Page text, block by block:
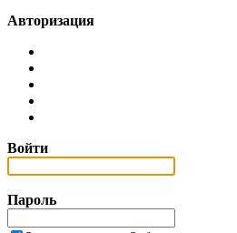
Авторизация
Войти
Пароль